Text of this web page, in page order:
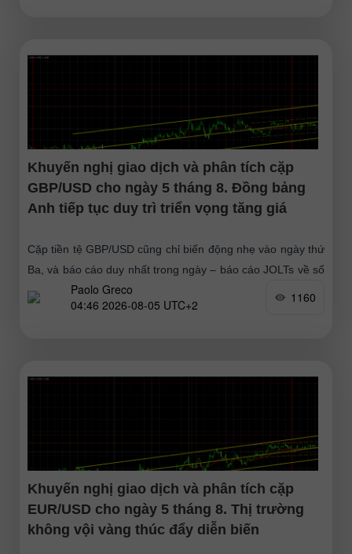
Khuyến nghị giao dịch và phân tích cặp
GBP/USD cho ngày 5 tháng 8. Đồng bảng
Anh tiếp tục duy trì triển vọng tăng giá
Cặp tiền tệ GBP/USD cũng chỉ biến động nhẹ vào ngày thứ
Ba, và báo cáo duy nhất trong ngày – báo cáo JOLTs về số
vị trí tuyển dụng
Paolo Greco
04:46 2026-08-05 UTC+2
1160
Khuyến nghị giao dịch và phân tích cặp
EUR/USD cho ngày 5 tháng 8. Thị trường
không vội vàng thúc đẩy diễn biến